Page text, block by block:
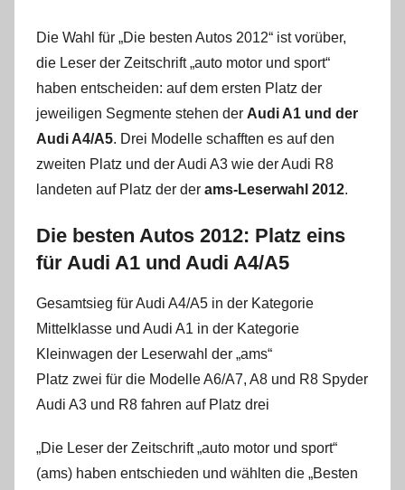
Die Wahl für „Die besten Autos 2012“ ist vorüber,
die Leser der Zeitschrift „auto motor und sport“
haben entscheiden: auf dem ersten Platz der
jeweiligen Segmente stehen der Audi A1 und der
Audi A4/A5. Drei Modelle schafften es auf den
zweiten Platz und der Audi A3 wie der Audi R8
landeten auf Platz der der ams-Leserwahl 2012.
Die besten Autos 2012: Platz eins
für Audi A1 und Audi A4/A5
Gesamtsieg für Audi A4/A5 in der Kategorie
Mittelklasse und Audi A1 in der Kategorie
Kleinwagen der Leserwahl der „ams“
Platz zwei für die Modelle A6/A7, A8 und R8 Spyder
Audi A3 und R8 fahren auf Platz drei
„Die Leser der Zeitschrift „auto motor und sport“
(ams) haben entschieden und wählten die „Besten